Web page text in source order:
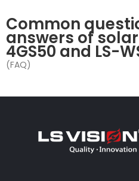
Common
answers of
4GS50 and LS-
(FAQ)